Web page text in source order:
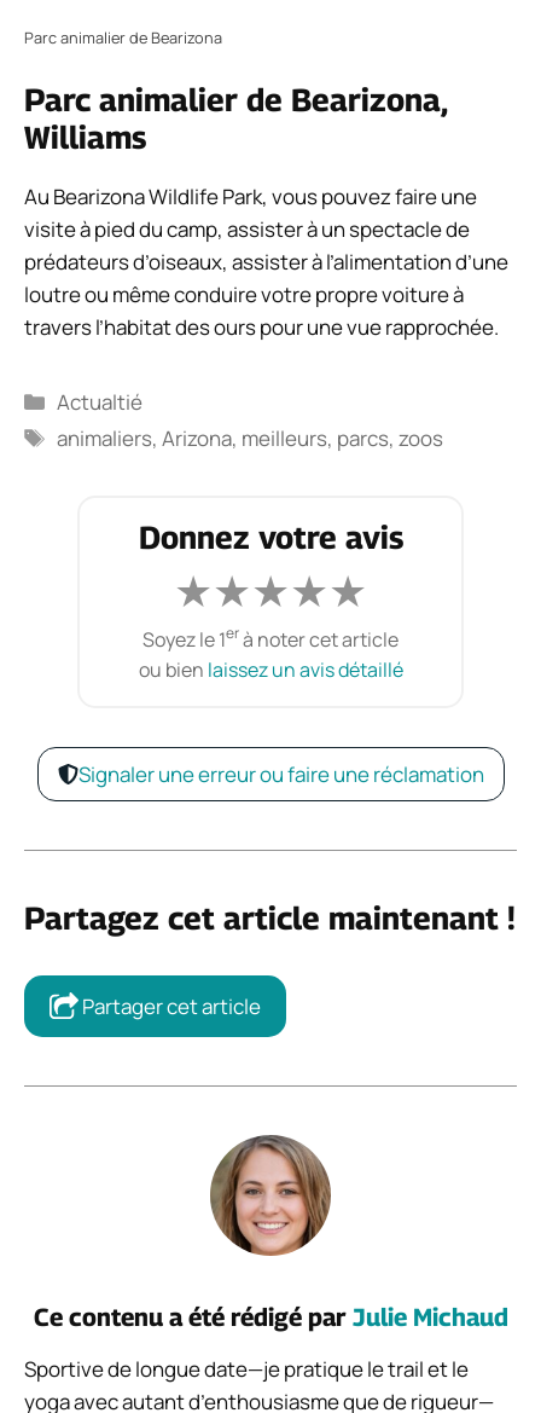
Parc animalier de Bearizona
Parc animalier de Bearizona,
Williams
Au Bearizona Wildlife Park, vous pouvez faire une
visite à pied du camp, assister à un spectacle de
prédateurs d’oiseaux, assister à l’alimentation d’une
loutre ou même conduire votre propre voiture à
travers l’habitat des ours pour une vue rapprochée.
Catégories
Actualtié
Étiquettes
animaliers, Arizona, meilleurs, parcs,zoos
Donnez votre avis
★★★★★
Soyez le 1erà noter cet article
ou bien laissez un avis détaillé
Signaler une erreur ou faire une réclamation
Partagez cet article maintenant !
Partager cet article
Ce contenu a été rédigé par Julie Michaud
Sportive de longue date—je pratique le trail et le
yoga avec autant d’enthousiasme que de rigueur—